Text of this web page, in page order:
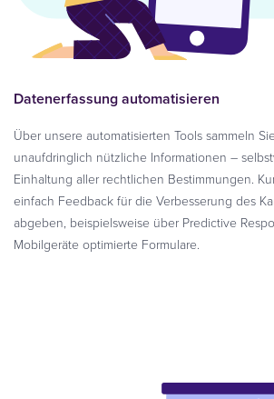
Datenerfassung automatisieren
Über unsere automatisierten Tools sammeln
unaufdringlich nützliche Informationen –
Einhaltung aller rechtlichen Bestimmungen.
einfach Feedback für die Verbesserung des
abgeben, beispielsweise über Predictive
Mobilgeräte optimierte Formulare.